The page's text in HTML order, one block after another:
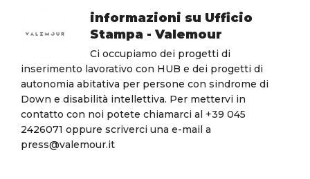
informazioni su Ufficio
Stampa - Valemour
Ci occupiamo dei progetti di
inserimento lavorativo con HUB e dei progetti di
autonomia abitativa per persone con sindrome di
Down e disabilità intellettiva. Per mettervi in
contatto con noi potete chiamarci al +39 045
2426071 oppure scriverci una e-mail a
press@valemour.it